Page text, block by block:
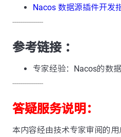
Nacos 数据源插件开发
---------------
参考链接 ：
专家经验：Nacos的数
---------------
答疑服务说明：
本内容经由技术专家审阅的